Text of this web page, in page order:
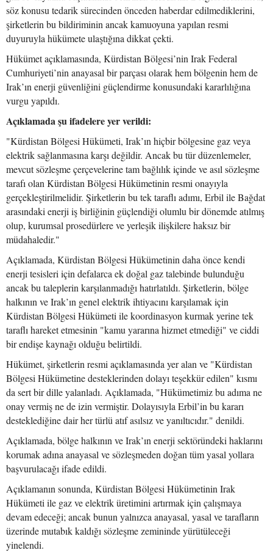
söz konusu tedarik sürecinden önceden haberdar edilmediklerini,
şirketlerin bu bildiriminin ancak kamuoyuna yapılan resmi
duyuruyla hükümete ulaştığına dikkat çekti.
Hükümet açıklamasında, Kürdistan Bölgesi’nin Irak Federal
Cumhuriyeti’nin anayasal bir parçası olarak hem bölgenin hem de
Irak’ın enerji güvenliğini güçlendirme konusundaki kararlılığına
vurgu yapıldı.
Açıklamada şu ifadelere yer verildi:
"Kürdistan Bölgesi Hükümeti, Irak’ın hiçbir bölgesine gaz veya
elektrik sağlanmasına karşı değildir. Ancak bu tür düzenlemeler,
mevcut sözleşme çerçevelerine tam bağlılık içinde ve asıl sözleşme
tarafı olan Kürdistan Bölgesi Hükümetinin resmi onayıyla
gerçekleştirilmelidir. Şirketlerin bu tek taraflı adımı, Erbil ile Bağdat
arasındaki enerji iş birliğinin güçlendiği olumlu bir dönemde atılmış
olup, kurumsal prosedürlere ve yerleşik ilişkilere haksız bir
müdahaledir."
Açıklamada, Kürdistan Bölgesi Hükümetinin daha önce kendi
enerji tesisleri için defalarca ek doğal gaz talebinde bulunduğu
ancak bu taleplerin karşılanmadığı hatırlatıldı. Şirketlerin, bölge
halkının ve Irak’ın genel elektrik ihtiyacını karşılamak için
Kürdistan Bölgesi Hükümeti ile koordinasyon kurmak yerine tek
taraflı hareket etmesinin "kamu yararına hizmet etmediği" ve ciddi
bir endişe kaynağı olduğu belirtildi.
Hükümet, şirketlerin resmi açıklamasında yer alan ve "Kürdistan
Bölgesi Hükümetine desteklerinden dolayı teşekkür edilen" kısmı
da sert bir dille yalanladı. Açıklamada, "Hükümetimiz bu adıma ne
onay vermiş ne de izin vermiştir. Dolayısıyla Erbil’in bu kararı
desteklediğine dair her türlü atıf asılsız ve yanıltıcıdır." denildi.
Açıklamada, bölge halkının ve Irak’ın enerji sektöründeki haklarını
korumak adına anayasal ve sözleşmeden doğan tüm yasal yollara
başvurulacağı ifade edildi.
Açıklamanın sonunda, Kürdistan Bölgesi Hükümetinin Irak
Hükümeti ile gaz ve elektrik üretimini artırmak için çalışmaya
devam edeceği; ancak bunun yalnızca anayasal, yasal ve tarafların
üzerinde mutabık kaldığı sözleşme zemininde yürütüleceği
yinelendi.